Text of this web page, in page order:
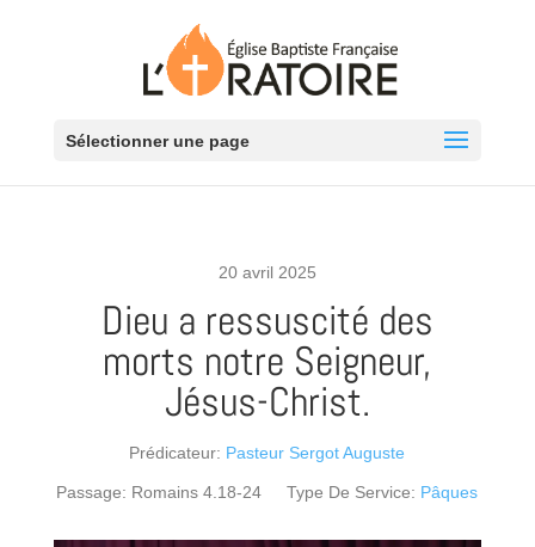
Sélectionner une page
20 avril 2025
Dieu a ressuscité des
morts notre Seigneur,
Jésus-Christ.
Prédicateur: Pasteur Sergot Auguste
Passage: Romains 4.18-24 Type De Service: Pâques